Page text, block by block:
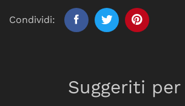
Condividi:
Suggeriti